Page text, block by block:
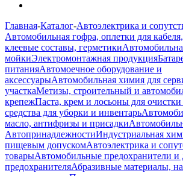
Главная-Каталог-Автоэлектрика и
Автомобильная гофра, оплетки для
клеевые составы, герметики
мойкиЭлектромонтажная продукция
питанияАвтомоечное оборудование и
аксессуарыАвтомобильная химия для
участкаМетизы, строительный и
крепежПаста, крем и лосьоны для очистки
средства для уборки и инвентарь
масло, антифризы и присадки
АвтопринадлежностиИндустриальная
пищевым допускомАвтоэлектрика и
товарыАвтомобильные предохранители и
предохранителяАбразивные материалы,